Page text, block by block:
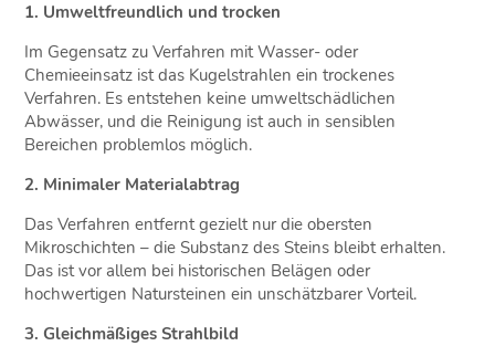
1. Umweltfreundlich und trocken
Im Gegensatz zu Verfahren mit Wasser- oder
Chemieeinsatz ist das Kugelstrahlen ein trockenes
Verfahren. Es entstehen keine umweltschädlichen
Abwässer, und die Reinigung ist auch in sensiblen
Bereichen problemlos möglich.
2. Minimaler Materialabtrag
Das Verfahren entfernt gezielt nur die obersten
Mikroschichten – die Substanz des Steins bleibt erhalten.
Das ist vor allem bei historischen Belägen oder
hochwertigen Natursteinen ein unschätzbarer Vorteil.
3. Gleichmäßiges Strahlbild